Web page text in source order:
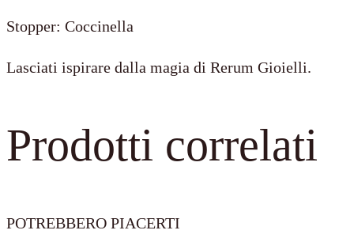
Stopper: Coccinella
Lasciati ispirare dalla magia di Rerum Gioielli.
Prodotti correlati
POTREBBERO PIACERTI